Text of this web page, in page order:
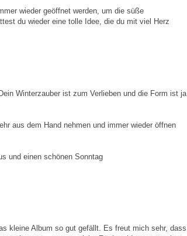
wieder geöffnet werden, um die süße
du wieder eine tolle Idee, die du mit viel Herz
Winterzauber ist zum Verlieben und die Form ist ja
aus dem Hand nehmen und immer wieder öffnen
und einen schönen Sonntag
kleine Album so gut gefällt. Es freut mich sehr, dass